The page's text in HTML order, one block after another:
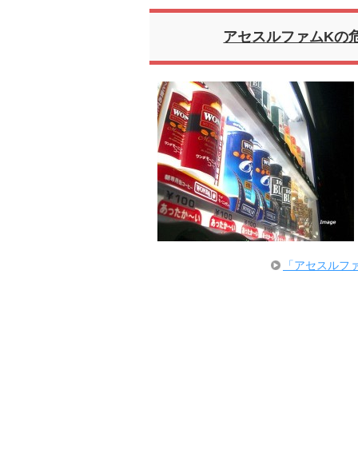
アセスルファムKの
「アセスル